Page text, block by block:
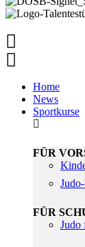
Home
News
Sportkurse
FÜR
FÜR
Judo